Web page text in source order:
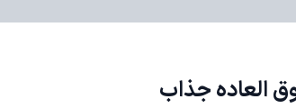
العاده جذاب